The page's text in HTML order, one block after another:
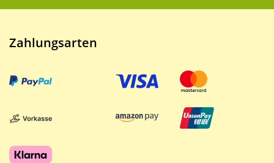
Zahlungsarten